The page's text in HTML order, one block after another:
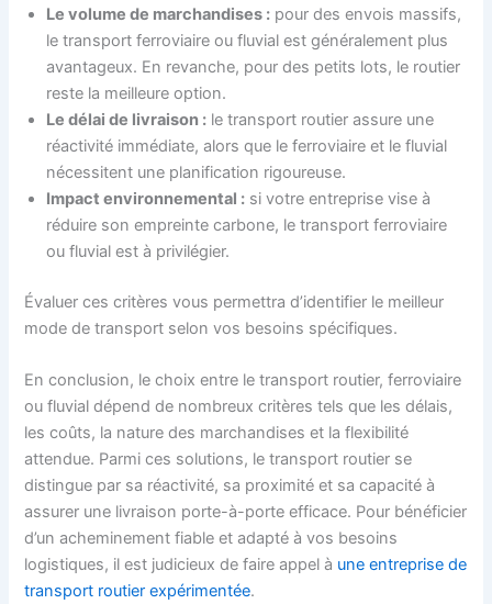
Le volume de marchandises : pour des envois massifs,
le transport ferroviaire ou fluvial est généralement plus
avantageux. En revanche, pour des petits lots, le routier
reste la meilleure option.
Le délai de livraison : le transport routier assure une
réactivité immédiate, alors que le ferroviaire et le fluvial
nécessitent une planification rigoureuse.
Impact environnemental : si votre entreprise vise à
réduire son empreinte carbone, le transport ferroviaire
ou fluvial est à privilégier.
Évaluer ces critères vous permettra d’identifier le meilleur
mode de transport selon vos besoins spécifiques.
En conclusion, le choix entre le transport routier, ferroviaire
ou fluvial dépend de nombreux critères tels que les délais,
les coûts, la nature des marchandises et la flexibilité
attendue. Parmi ces solutions, le transport routier se
distingue par sa réactivité, sa proximité et sa capacité à
assurer une livraison porte-à-porte efficace. Pour bénéficier
d’un acheminement fiable et adapté à vos besoins
logistiques, il est judicieux de faire appel à une entreprise de
transport routier expérimentée.